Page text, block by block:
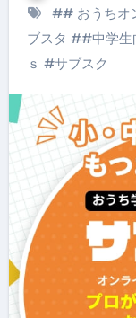
## おうちオ
ブスタ ##中学生
ｓ #サブスク